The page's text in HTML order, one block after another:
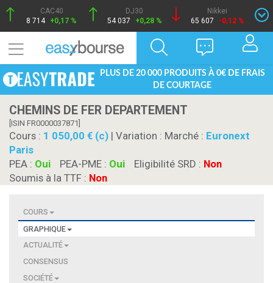
CAC40
8 714 +0,17 %
DJ30
54 037
+0,28 %
Nikkei
65 607
-0,12 %
PLUS DE 20 000 PRODUITS À 0€ DE FRAIS
DE COURTAGE
CHEMINS DE FER DEPARTEMENT
[ISIN FR0000037871]
Cours : 1 050,00 € (c) | Variation : Marché : Euronext
Paris
PEA : Oui PEA-PME : Oui Eligibilité SRD : Non
Soumis à la TTF : Non
COURS
GRAPHIQUE
ACTUALITÉ
CONSENSUS
SOCIÉTÉ